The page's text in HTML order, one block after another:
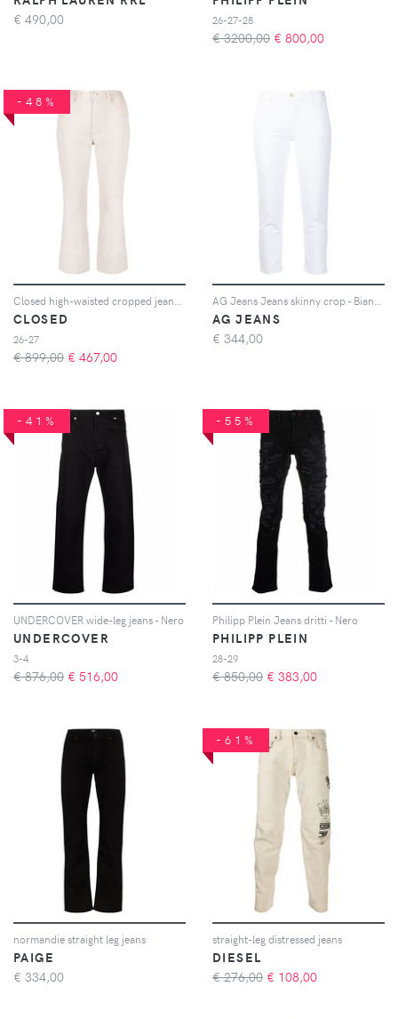
€ 490,00 26-27-28
€ 3200,00 € 800,00
-48%
CLOSED
26-27
€ 899,00 € 467,00
AG JEANS
€ 344,00
-41%
UNDERCOVER wide-leg jeans - Nero
UNDERCOVER
3-4
€ 876,00 € 516,00
-55%
Philipp Plein Jeans dritti - Nero
PHILIPP PLEIN
28-29
€ 850,00 € 383,00
normandie straight leg jeans
PAIGE
€ 334,00
-61%
straight-leg distressed jeans
DIESEL
€ 276,00 € 108,00